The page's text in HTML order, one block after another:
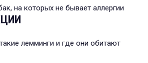
на которых не бывает аллергии
лемминги и где они обитают